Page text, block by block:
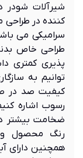
شیرآلات شودر
کننده در طراحی
سرامیکی می
طراحی خاص
پذیری کمتری
توانیم به
کیفیت صد در
رسوب اشاره
ضخامت بیشتر
رنگ محصول و